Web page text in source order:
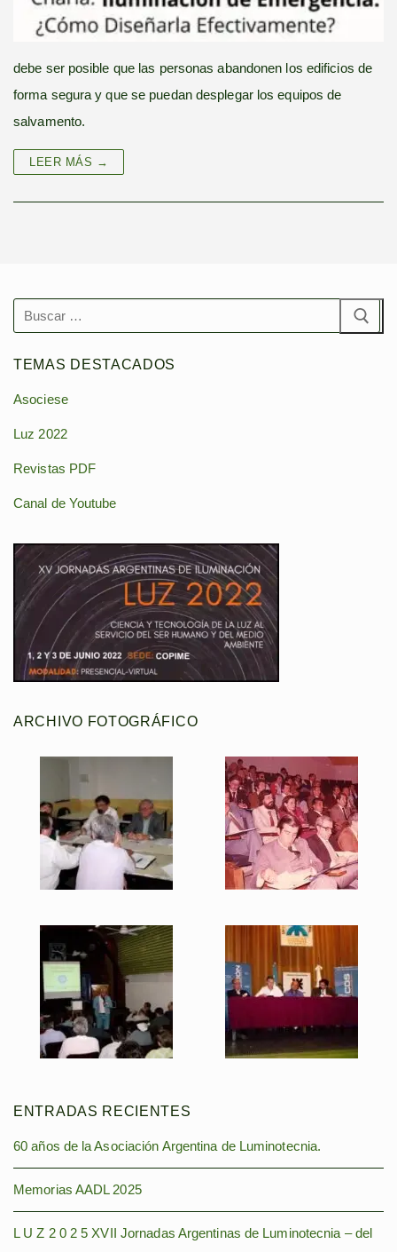
debe ser posible que las personas abandonen los edificios de
forma segura y que se puedan desplegar los equipos de
salvamento.
LEER MÁS →
Buscar:
TEMAS DESTACADOS
Asociese
Luz 2022
Revistas PDF
Canal de Youtube
ARCHIVO FOTOGRÁFICO
ENTRADAS RECIENTES
60 años de la Asociación Argentina de Luminotecnia.
Memorias AADL 2025
L U Z 2 0 2 5 XVII Jornadas Argentinas de Luminotecnia – del